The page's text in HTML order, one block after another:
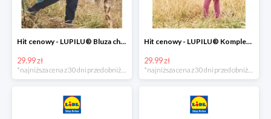
Hit cenowy - LUPILU® Bluza chłopięca w stylu college
29.99 zł
*najniższa cena z 30 dni przed obniżką
Hit cenowy - LUPILU® Komplet dziewczęcy (sukienka + legginsy)
29.99 zł
*najniższa cena z 30 dni przed obniżką